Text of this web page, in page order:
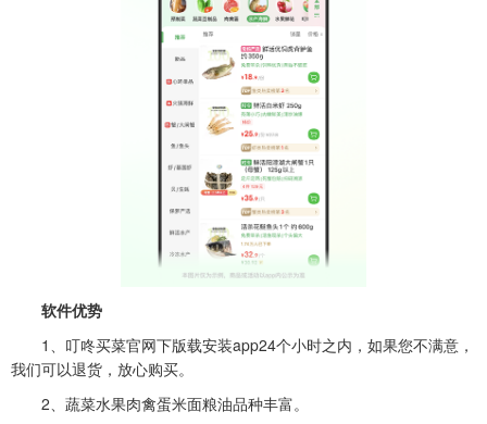
软件优势
1、 叮咚买菜官网下版载安装app24个小时之内，如果您不满意，
我们可以退货，放心购买。
2、蔬菜水果肉禽蛋米面粮油品种丰富。